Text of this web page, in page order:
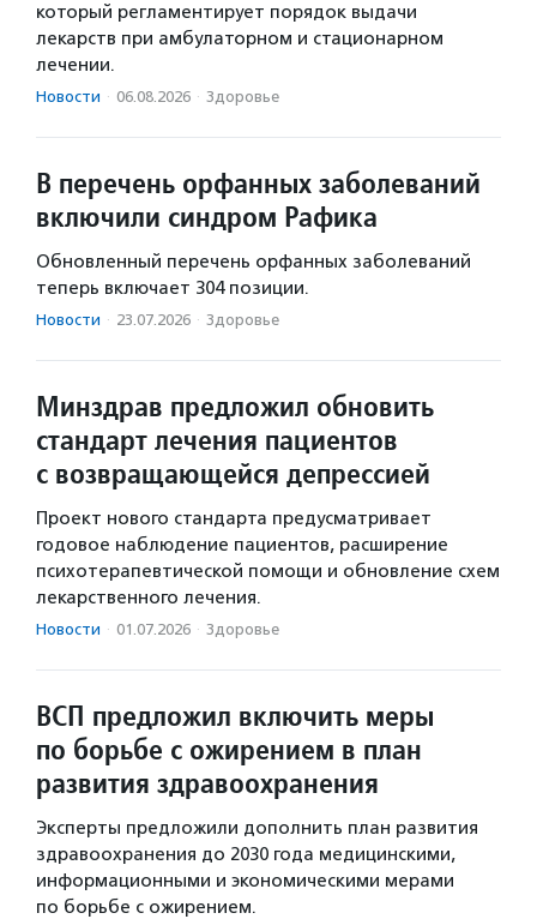
который регламентирует порядок выдачи
лекарств при амбулаторном и стационарном
лечении.
Новости · 06.08.2026 · Здоровье
В перечень орфанных заболеваний
включили синдром Рафика
Обновленный перечень орфанных заболеваний
теперь включает 304 позиции.
Новости · 23.07.2026 · Здоровье
Минздрав предложил обновить
стандарт лечения пациентов
с возвращающейся депрессией
Проект нового стандарта предусматривает
годовое наблюдение пациентов, расширение
психотерапевтической помощи и обновление схем
лекарственного лечения.
Новости · 01.07.2026 · Здоровье
ВСП предложил включить меры
по борьбе с ожирением в план
развития здравоохранения
Эксперты предложили дополнить план развития
здравоохранения до 2030 года медицинскими,
информационными и экономическими мерами
по борьбе с ожирением.